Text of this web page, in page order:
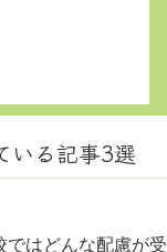
いる記事3選
ではどんな配慮が受